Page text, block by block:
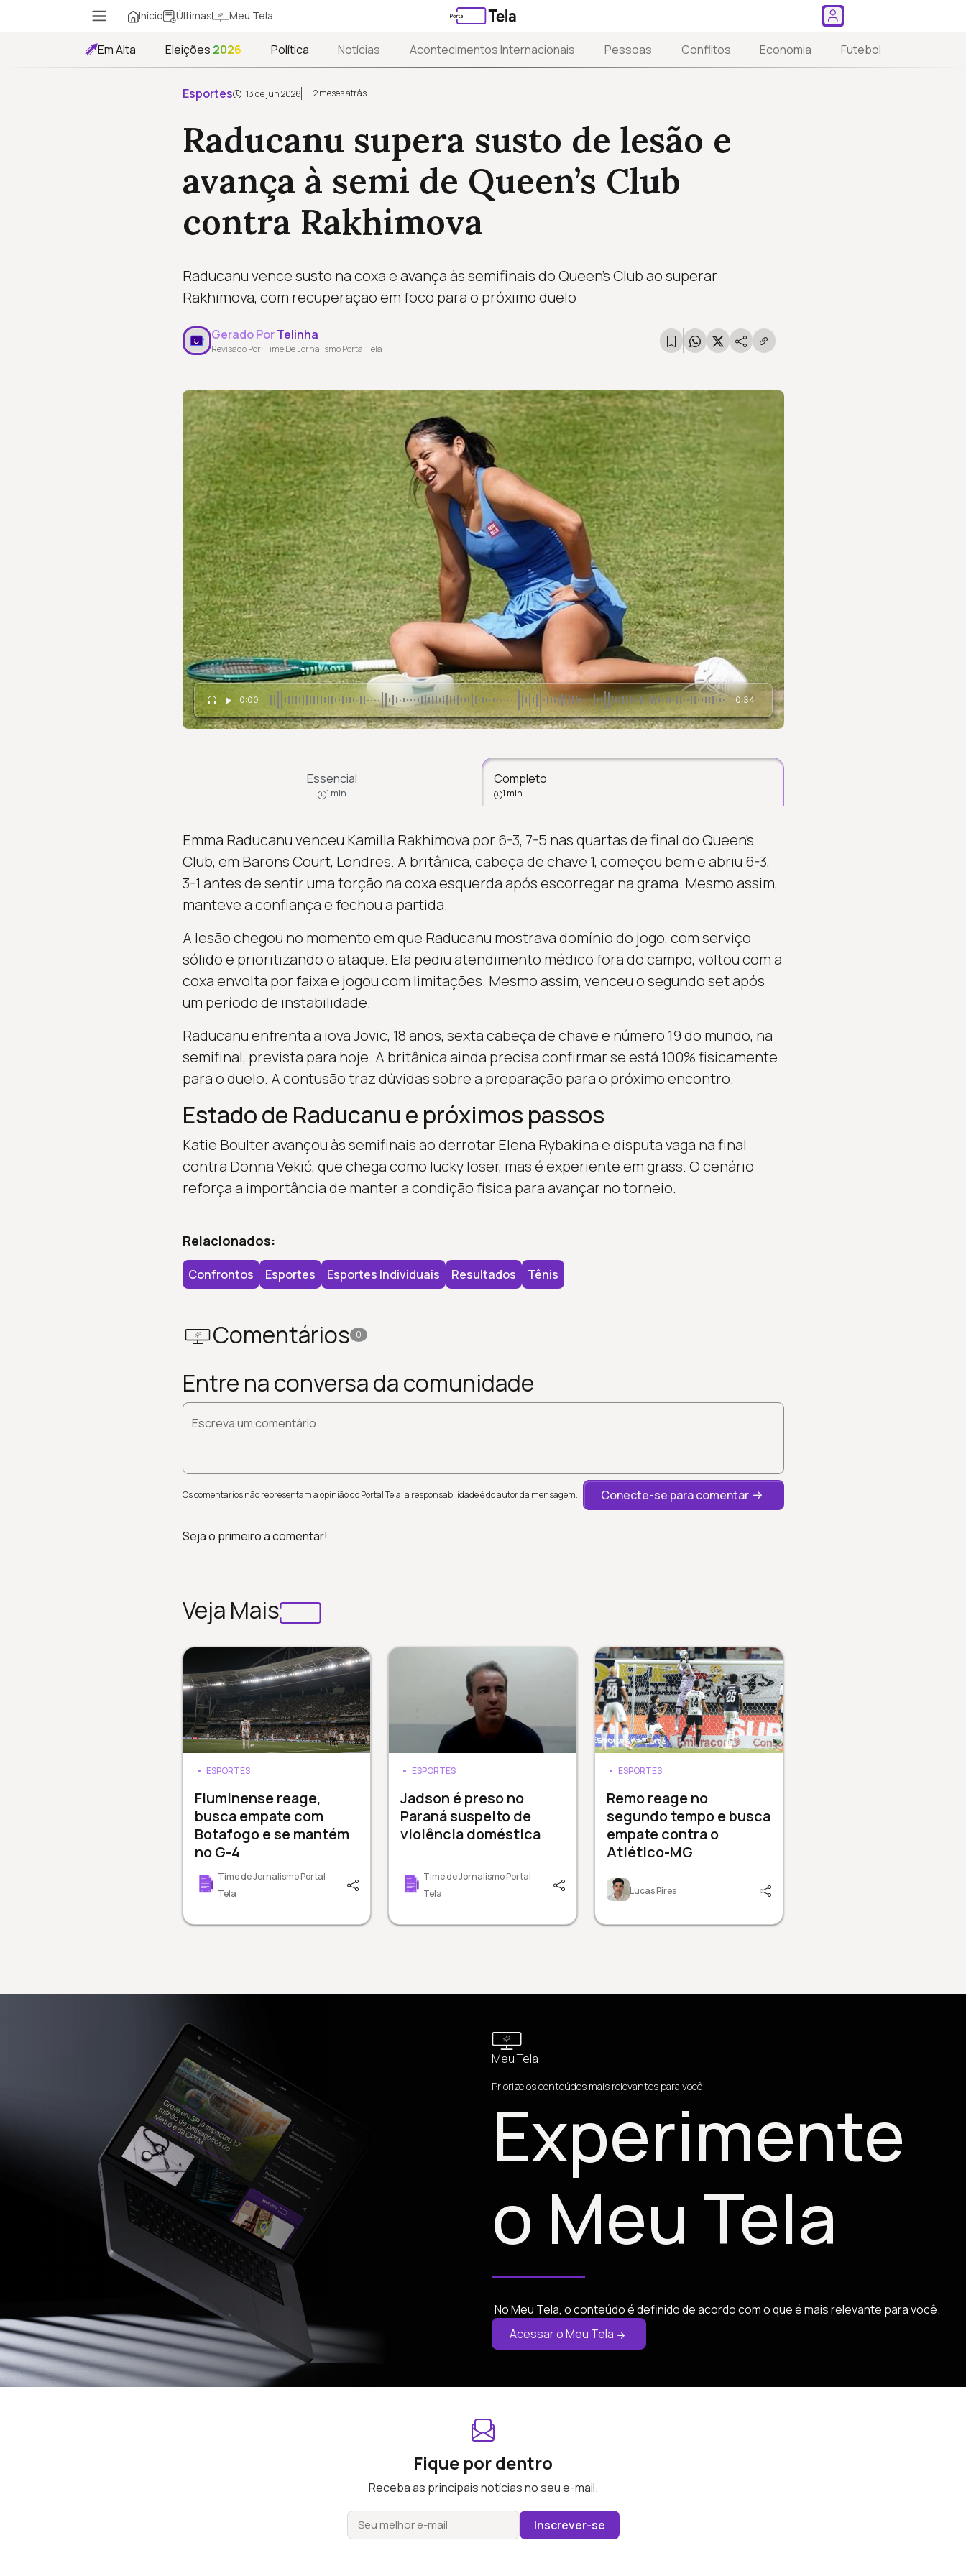
Início Últimas Meu Tela
Em Alta Eleições 2026 Política Notícias Acontecimentos Internacionais Pessoas Conflitos Economia Futebol
Esportes 13 de jun 2026 2 meses atrás
Raducanu supera susto de lesão e
avança à semi de Queen’s Club
contra Rakhimova
Raducanu vence susto na coxa e avança às semifinais do Queen's Club ao superar
Rakhimova, com recuperação em foco para o próximo duelo
Gerado PorTelinha
Revisado Por: Time De Jornalismo Portal Tela
0:00 0:34
Essencial
1 min
Completo
1 min
Emma Raducanu venceu Kamilla Rakhimova por 6-3, 7-5 nas quartas de final do Queen’s
Club, em Barons Court, Londres. A britânica, cabeça de chave 1, começou bem e abriu 6-3,
3-1 antes de sentir uma torção na coxa esquerda após escorregar na grama. Mesmo assim,
manteve a confiança e fechou a partida.
A lesão chegou no momento em que Raducanu mostrava domínio do jogo, com serviço
sólido e prioritizando o ataque. Ela pediu atendimento médico fora do campo, voltou com a
coxa envolta por faixa e jogou com limitações. Mesmo assim, venceu o segundo set após
um período de instabilidade.
Raducanu enfrenta a iova Jovic, 18 anos, sexta cabeça de chave e número 19 do mundo, na
semifinal, prevista para hoje. A britânica ainda precisa confirmar se está 100% fisicamente
para o duelo. A contusão traz dúvidas sobre a preparação para o próximo encontro.
Estado de Raducanu e próximos passos
Katie Boulter avançou às semifinais ao derrotar Elena Rybakina e disputa vaga na final
contra Donna Vekić, que chega como lucky loser, mas é experiente em grass. O cenário
reforça a importância de manter a condição física para avançar no torneio.
Relacionados:
Confrontos Esportes Esportes Individuais Resultados Tênis
Comentários 0
Entre na conversa da comunidade
Escreva um comentário
Os comentários não representam a opinião do Portal Tela; a responsabilidade é do autor da mensagem. Conecte-se para comentar
Seja o primeiro a comentar!
Veja Mais
ESPORTES
Fluminense reage,
busca empate com
Botafogo e se mantém
no G-4
Time de Jornalismo Portal
Tela
ESPORTES
Jadson é preso no
Paraná suspeito de
violência doméstica
Time de Jornalismo Portal
Tela
ESPORTES
Remo reage no
segundo tempo e busca
empate contra o
Atlético-MG
Lucas Pires
Meu Tela
Priorize os conteúdos mais relevantes para você
Experimente
o Meu Tela
No Meu Tela, o conteúdo é definido de acordo com o que é mais relevante para você.
Acessar o Meu Tela
Fique por dentro
Receba as principais notícias no seu e-mail.
Inscrever-se